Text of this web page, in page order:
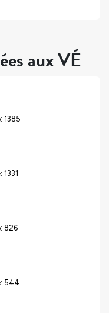
aux VÉ
1385
826
544